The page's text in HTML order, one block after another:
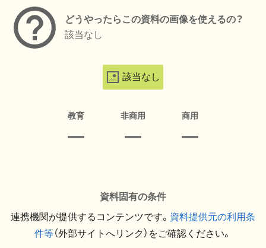
どうやったらこの資料の画像を使えるの？
該当なし
該当なし
教育 非商用 商用
資料固有の条件
連携機関が提供するコンテンツです。 資料提供元の利用条
件等（外部サイトへリンク）をご確認ください。